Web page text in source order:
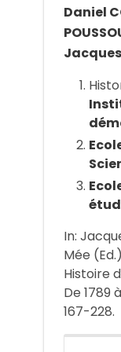
Daniel
Jacques
In:
Mée
Histoire
De 1789
167-228.